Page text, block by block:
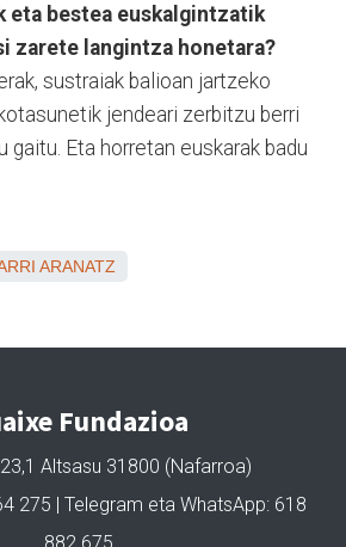
eta bestea euskalgintzatik
zarete langintza honetara?
sustraiak balioan jartzeko
jendeari zerbitzu berri
gaitu. Eta horretan euskarak badu
ARANATZ
Fundazioa
Altsasu 31800 (Nafarroa)
275 | Telegram eta WhatsApp: 618